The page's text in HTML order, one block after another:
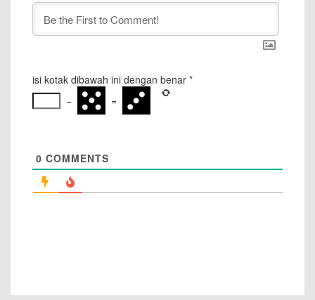
isi kotak dibawah ini dengan benar *
−
=
0 COMMENTS